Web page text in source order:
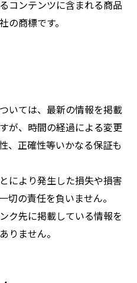
コンテンツに含まれる商品
の商標です。
いては、最新の情報を掲載
が、時間の経過による変更
、正確性等いかなる保証も
により発生した損失や損害
切の責任を負いません。
ク先に掲載している情報を
りません。